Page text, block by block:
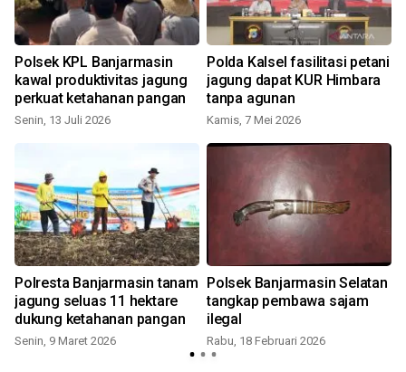
Polsek KPL Banjarmasin
kawal produktivitas jagung
perkuat ketahanan pangan
Senin, 13 Juli 2026
Polda Kalsel fasilitasi petani
jagung dapat KUR Himbara
tanpa agunan
Kamis, 7 Mei 2026
Polresta Banjarmasin tanam
jagung seluas 11 hektare
dukung ketahanan pangan
Senin, 9 Maret 2026
Polsek Banjarmasin Selatan
tangkap pembawa sajam
ilegal
Rabu, 18 Februari 2026